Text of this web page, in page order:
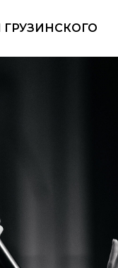
ГРУЗИНСКОГО